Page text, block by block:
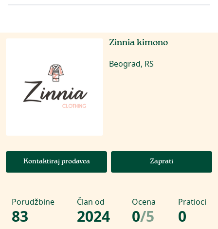
Zinnia kimono
Beograd, RS
Kontaktiraj prodavca Zaprati
Porudžbine
83
Član od
2024
Ocena
0/5
Pratioci
0